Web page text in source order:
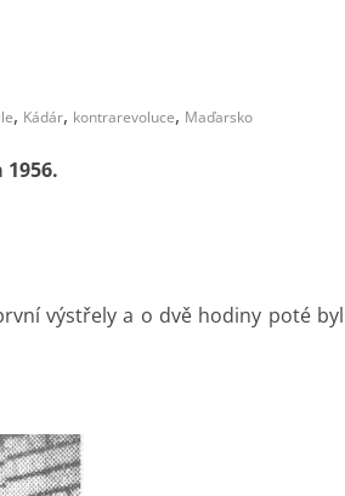
, Kádár, kontrarevoluce, Maďarsko
výstřely a o dvě hodiny poté byl